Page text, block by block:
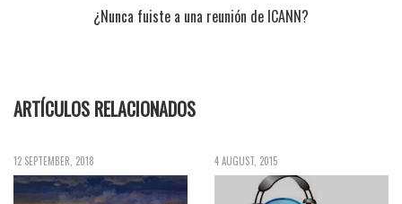
¿Nunca fuiste a una reunión de ICANN?
ARTÍCULOS RELACIONADOS
12 SEPTEMBER, 2018 4 AUGUST, 2015